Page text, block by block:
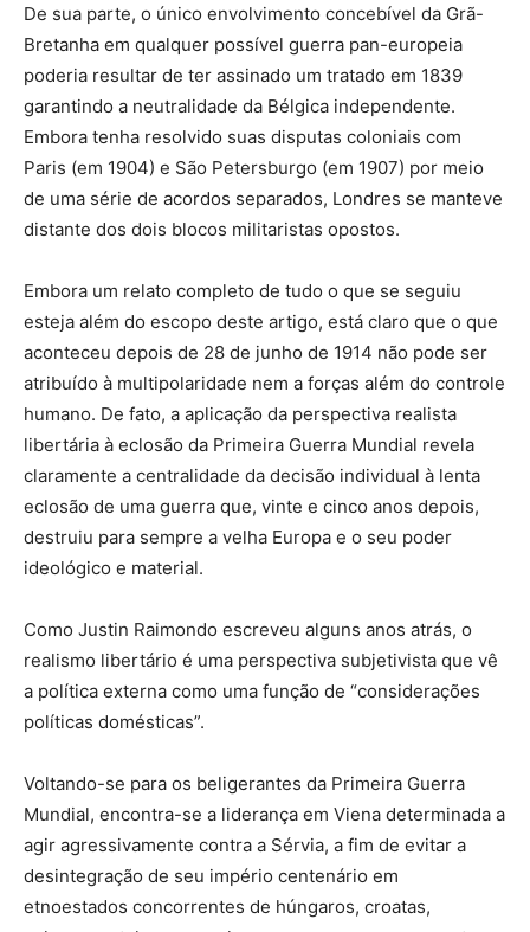
De sua parte, o único envolvimento concebível da Grã-
Bretanha em qualquer possível guerra pan-europeia
poderia resultar de ter assinado um tratado em 1839
garantindo a neutralidade da Bélgica independente.
Embora tenha resolvido suas disputas coloniais com
Paris (em 1904) e São Petersburgo (em 1907) por meio
de uma série de acordos separados, Londres se manteve
distante dos dois blocos militaristas opostos.
Embora um relato completo de tudo o que se seguiu
esteja além do escopo deste artigo, está claro que o que
aconteceu depois de 28 de junho de 1914 não pode ser
atribuído à multipolaridade nem a forças além do controle
humano. De fato, a aplicação da perspectiva realista
libertária à eclosão da Primeira Guerra Mundial revela
claramente a centralidade da decisão individual à lenta
eclosão de uma guerra que, vinte e cinco anos depois,
destruiu para sempre a velha Europa e o seu poder
ideológico e material.
Como Justin Raimondo escreveu alguns anos atrás, o
realismo libertário é uma perspectiva subjetivista que vê
a política externa como uma função de “considerações
políticas domésticas”.
Voltando-se para os beligerantes da Primeira Guerra
Mundial, encontra-se a liderança em Viena determinada a
agir agressivamente contra a Sérvia, a fim de evitar a
desintegração de seu império centenário em
etnoestados concorrentes de húngaros, croatas,